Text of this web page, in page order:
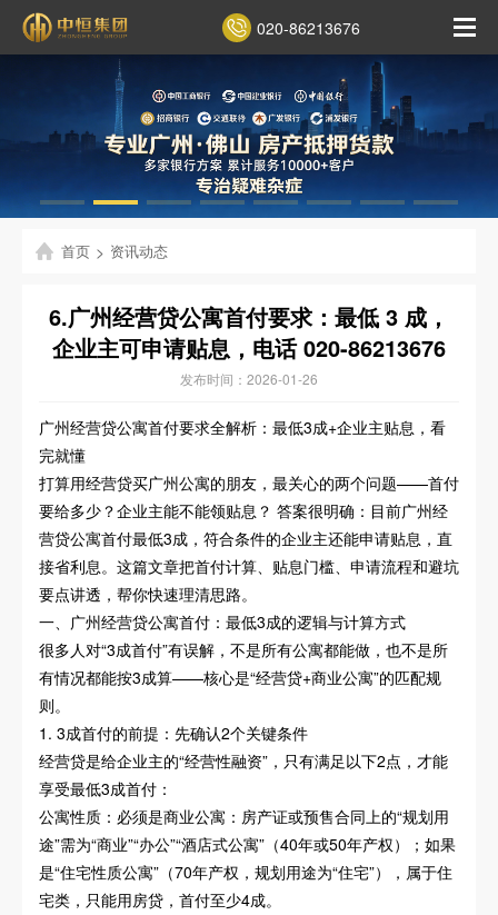
020-86213676
首页 > 资讯动态
6.广州经营贷公寓首付要求：最低 3 成，
企业主可申请贴息，电话 020-86213676
发布时间：2026-01-26
广州经营贷公寓首付要求全解析：最低3成+企业主贴息，看
完就懂
打算用经营贷买广州公寓的朋友，最关心的两个问题——首付
要给多少？企业主能不能领贴息？ 答案很明确：目前广州经
营贷公寓首付最低3成，符合条件的企业主还能申请贴息，直
接省利息。这篇文章把首付计算、贴息门槛、申请流程和避坑
要点讲透，帮你快速理清思路。
一、广州经营贷公寓首付：最低3成的逻辑与计算方式
很多人对“3成首付”有误解，不是所有公寓都能做，也不是所
有情况都能按3成算——核心是“经营贷+商业公寓”的匹配规
则。
1. 3成首付的前提：先确认2个关键条件
经营贷是给企业主的“经营性融资”，只有满足以下2点，才能
享受最低3成首付：
公寓性质：必须是商业公寓：房产证或预售合同上的“规划用
途”需为“商业”“办公”“酒店式公寓”（40年或50年产权）；如果
是“住宅性质公寓”（70年产权，规划用途为“住宅”），属于住
宅类，只能用房贷，首付至少4成。